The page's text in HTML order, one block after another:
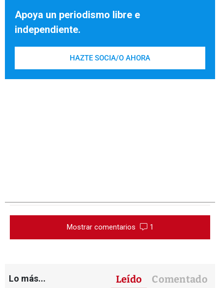
Apoya un periodismo libre e
independiente.
HAZTE SOCIA/O AHORA
Mostrar comentarios 1
Lo más... Leído Comentado